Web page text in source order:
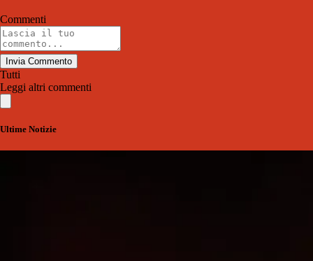
Commenti
Invia Commento
Tutti
Leggi altri commenti
Ultime Notizie